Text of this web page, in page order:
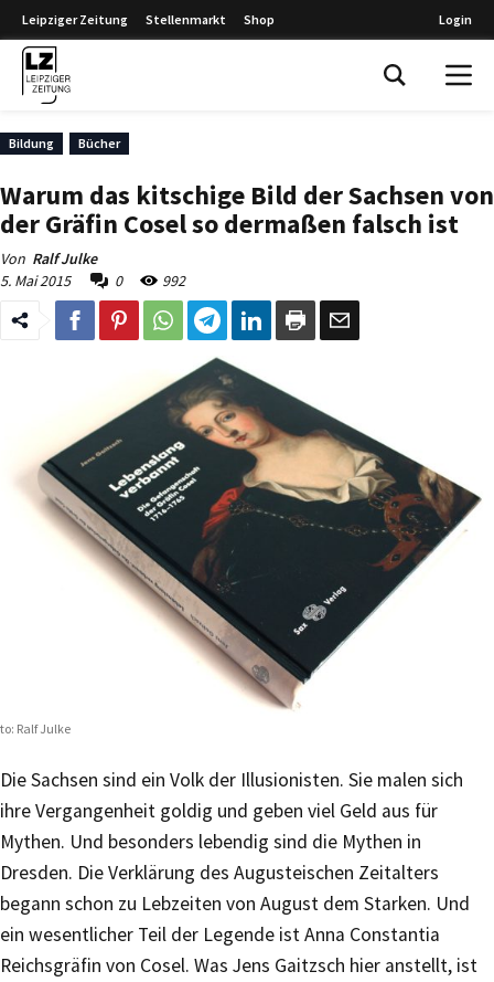
Leipziger Zeitung Stellenmarkt Shop Login
Bildung Bücher
Warum das kitschige Bild der Sachsen von
der Gräfin Cosel so dermaßen falsch ist
Von Ralf Julke
5. Mai 2015
0 992
Ralf Julke
Die Sachsen sind ein Volk der Illusionisten. Sie malen sich
ihre Vergangenheit goldig und geben viel Geld aus für
Mythen. Und besonders lebendig sind die Mythen in
Dresden. Die Verklärung des Augusteischen Zeitalters
begann schon zu Lebzeiten von August dem Starken. Und
ein wesentlicher Teil der Legende ist Anna Constantia
Reichsgräfin von Cosel. Was Jens Gaitzsch hier anstellt, ist